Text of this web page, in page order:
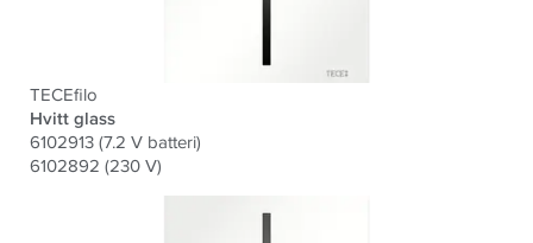
TECEfilo
Hvitt glass
6102913 (7.2 V batteri)
6102892 (230 V)